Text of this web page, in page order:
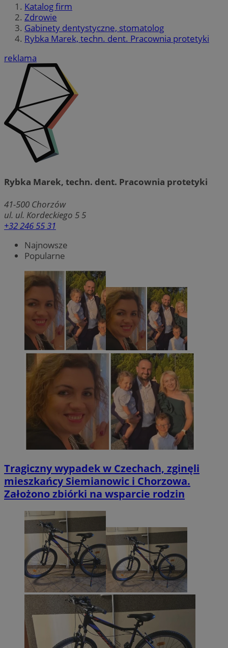
Katalog firm
Zdrowie
Gabinety dentystyczne, stomatolog
Rybka Marek, techn. dent. Pracownia protetyki
reklama
Rybka Marek, techn. dent. Pracownia protetyki
41-500 Chorzów
ul. ul. Kordeckiego 5 5
+32 246 55 31
Najnowsze
Popularne
Tragiczny wypadek w Czechach, zginęli
mieszkańcy Siemianowic i Chorzowa.
Założono zbiórki na wsparcie rodzin